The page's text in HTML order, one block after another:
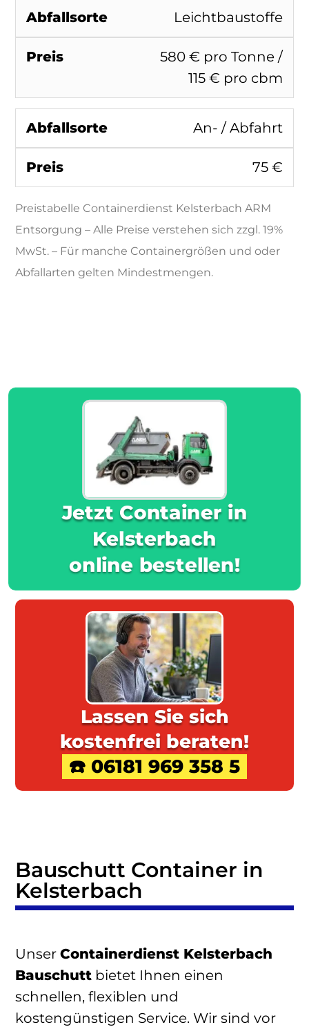
Leichtbaustoffe
580 € pro Tonne /
115 € pro cbm
An- / Abfahrt
75 €
Preistabelle Containerdienst Kelsterbach ARM
Entsorgung – Alle Preise verstehen sich zzgl. 19%
MwSt. – Für manche Containergrößen und oder
Abfallarten gelten Mindestmengen.
Jetzt Container in
Kelsterbach
online bestellen!
Lassen Sie sich
kostenfrei beraten!
☎️ 06181 969 358 5
Bauschutt Container in
Kelsterbach
Unser Containerdienst Kelsterbach
Bauschutt bietet Ihnen einen
schnellen, flexiblen und
kostengünstigen Service. Wir sind vor